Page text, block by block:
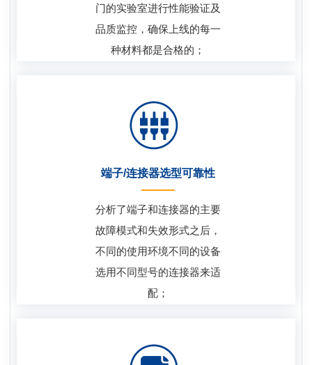
门的实验室进行性能验证及
品质监控，确保上线的每一
种材料都是合格的；
端子/连接器选型可靠性
分析了端子和连接器的主要
故障模式和失效形式之后，
不同的使用环境不同的设备
选用不同型号的连接器来适
配；